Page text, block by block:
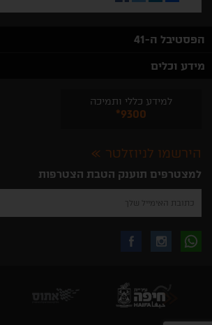
הפסטיבל ה-41
מידע וכלים
למידע כללי ותמיכה
*9300
הירשמו לניוזלטר
למצטרפים תוענק הטבת הצטרפות
להזין
שלך
להרשמה
לקבלת
באינסטגרם
עקבו
בפייסבוק